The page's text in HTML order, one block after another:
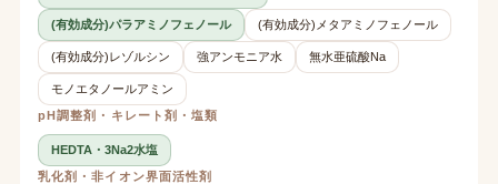
(有効成分)パラアミノフェノール (有効成分)メタアミノフェノール
(有効成分)レゾルシン 強アンモニア水 無水亜硫酸Na
モノエタノールアミン
pH調整剤・キレート剤・塩類
HEDTA・3Na2水塩
乳化剤・非イオン界面活性剤